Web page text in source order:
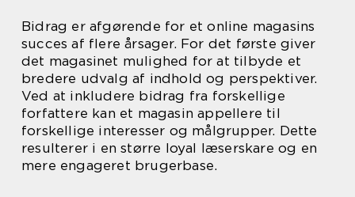
Bidrag er afgørende for et online magasins
succes af flere årsager. For det første giver
det magasinet mulighed for at tilbyde et
bredere udvalg af indhold og perspektiver.
Ved at inkludere bidrag fra forskellige
forfattere kan et magasin appellere til
forskellige interesser og målgrupper. Dette
resulterer i en større loyal læserskare og en
mere engageret brugerbase.